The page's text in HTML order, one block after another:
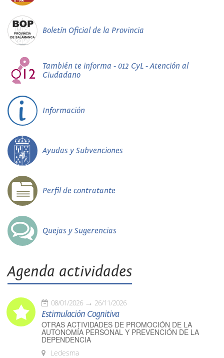
Boletín Oficial de la Provincia
También te informa - 012 CyL - Atención al
Ciudadano
Información
Ayudas y Subvenciones
Perfil de contratante
Quejas y Sugerencias
Agenda actividades
08/01/2026 26/11/2026
Estimulación Cognitiva
OTRAS ACTIVIDADES DE PROMOCIÓN DE LA
AUTONOMÍA PERSONAL Y PREVENCIÓN DE LA
DEPENDENCIA
Ledesma